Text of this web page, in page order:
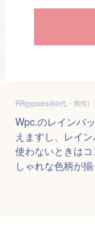
RRgypsies(60代・男性)
Wpc.のレインバ
えますし、レイ
使わないときは
しゃれな色柄が揃